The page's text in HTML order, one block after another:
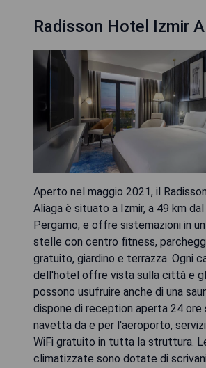
Radisson Hotel Izmir
Aperto nel maggio 2021, il
Aliaga è situato a Izmir, a 49 km
Pergamo, e offre sistemazioni in
stelle con centro fitness,
gratuito, giardino e terrazza. Ogni
dell'hotel offre vista sulla città e
possono usufruire anche di una
dispone di reception aperta 24 ore
navetta da e per l'aeroporto,
WiFi gratuito in tutta la struttura.
climatizzate sono dotate di